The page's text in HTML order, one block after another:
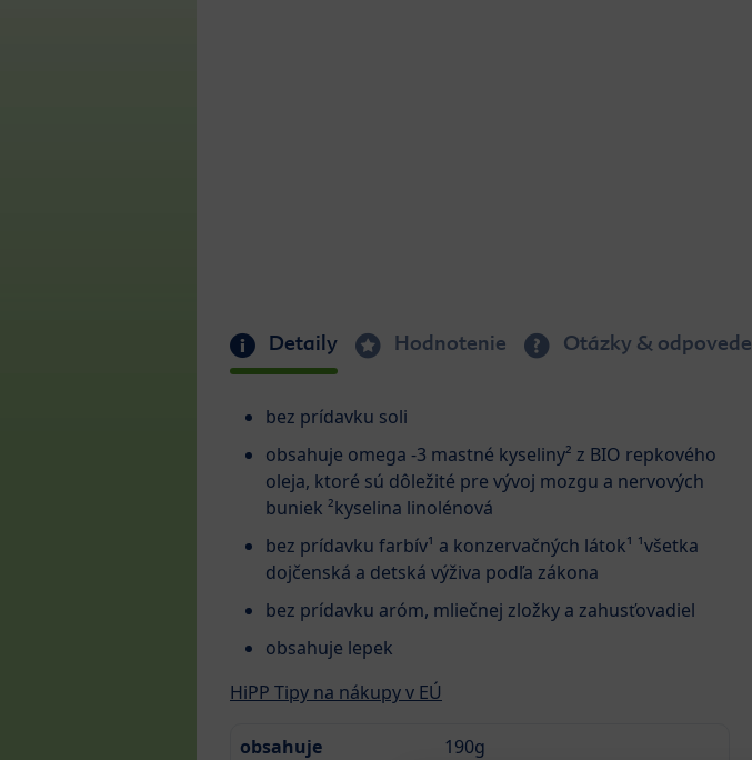
Detaily Hodnotenie Otázky & odpovede
bez prídavku soli
obsahuje omega -3 mastné kyseliny² z BIO repkového
oleja, ktoré sú dôležité pre vývoj mozgu a nervových
buniek ²kyselina linolénová
bez prídavku farbív¹ a konzervačných látok¹ ¹všetka
dojčenská a detská výživa podľa zákona
bez prídavku aróm, mliečnej zložky a zahusťovadiel
obsahuje lepek
HiPP Tipy na nákupy v EÚ
obsahuje
190g